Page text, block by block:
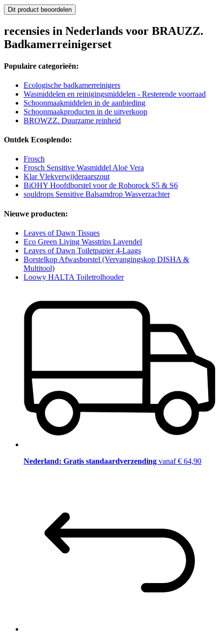
Dit product beoordelen
recensies in Nederlands voor BRAUZZ.
Badkamerreinigerset
Populaire categorieën:
Ecologische badkamerreinigers
Wasmiddelen en reinigingsmiddelen - Resterende voorraad
Schoonmaakmiddelen in de aanbieding
Schoonmaakproducten in de uitverkoop
BROWZZ. Duurzame reinheid
Ontdek Ecosplendo:
Frosch
Frosch Sensitive Wasmiddel Aloë Vera
Klar Vlekverwijderaarszout
BiOHY Hoofdborstel voor de Roborock S5 & S6
souldrops Sensitive Balsamdrop Wasverzachter
Nieuwe producten:
Leaves of Dawn Tissues
Eco Green Living Wasstrips Lavendel
Leaves of Dawn Toiletpapier 4-Laags
Borstelkop Afwasborstel (Vervangingskop DISHA &
Multitool)
Loowy HALTA Toiletrolhouder
Nederland: Gratis standaardverzending vanaf € 64,90